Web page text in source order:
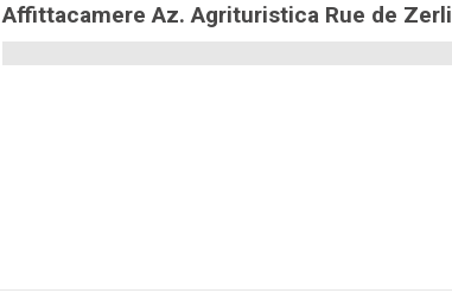
Affittacamere Az. Agrituristica Rue de Zerli